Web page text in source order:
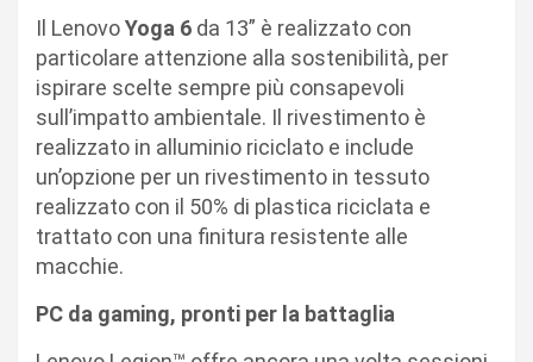
Il LenovoYoga 6 da 13” è realizzato con
particolare attenzione alla sostenibilità, per
ispirare scelte sempre più consapevoli
sull’impatto ambientale. Il rivestimento è
realizzato in alluminio riciclato e include
un’opzione per un rivestimento in tessuto
realizzato con il 50% di plastica riciclata e
trattato con una finitura resistente alle
macchie.
PC da gaming, pronti per la battaglia